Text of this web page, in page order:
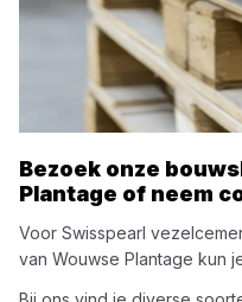
Bezoek onze
Plantage of neem
Voor Swisspearl
van Wouwse Plantage kun